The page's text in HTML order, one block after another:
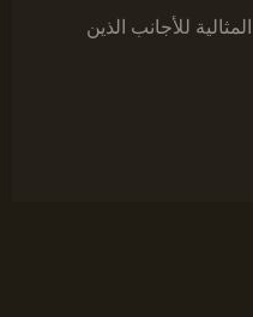
للأجانب الذين